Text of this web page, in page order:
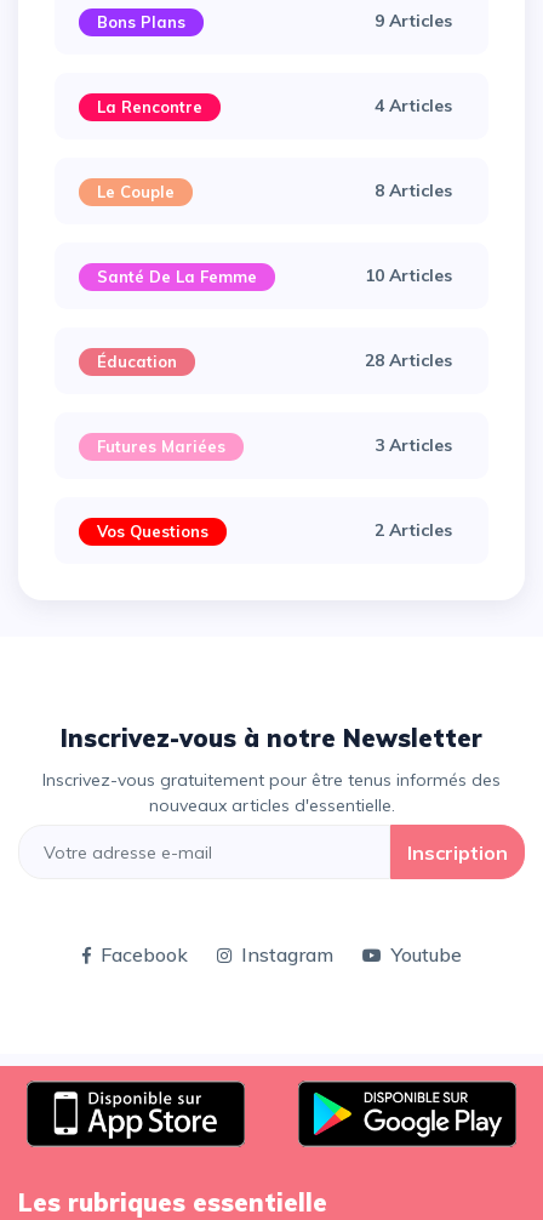
Bons Plans 9 Articles
La Rencontre 4 Articles
Le Couple 8 Articles
Santé De La Femme 10 Articles
Éducation 28 Articles
Futures Mariées 3 Articles
Vos Questions 2 Articles
Inscrivez-vous à notre Newsletter
Inscrivez-vous gratuitement pour être tenus informés des
nouveaux articles d'essentielle.
Inscription
Facebook Instagram Youtube
Les rubriques essentielle